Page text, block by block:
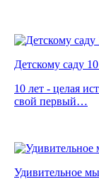
Детскому саду
10 лет - целая
свой первый…
Удивительное